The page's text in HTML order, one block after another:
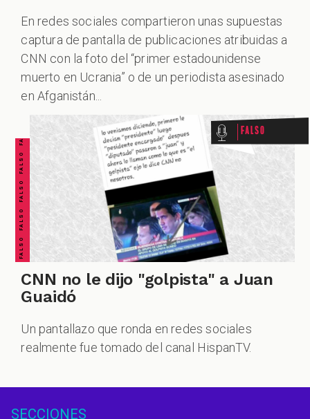
En redes sociales compartieron unas supuestas
captura de pantalla de publicaciones atribuidas a
CNN con la foto del “primer estadounidense
muerto en Ucrania” o de un periodista asesinado
en Afganistán...
FALSO FALSO FALSO FALSO FALSO FALSO FALSO Falso
CNN no le dijo "golpista" a Juan
Guaidó
Un pantallazo que ronda en redes sociales
realmente fue tomado del canal HispanTV.
SECCIONES